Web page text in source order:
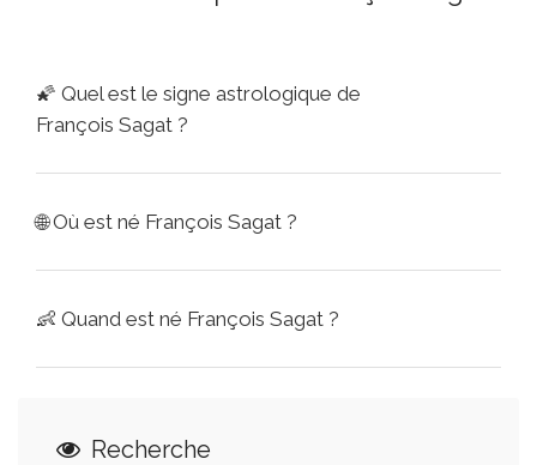
🌠 Quel est le signe astrologique de
François Sagat ?
🌐Où est né François Sagat ?
👶 Quand est né François Sagat ?
Recherche